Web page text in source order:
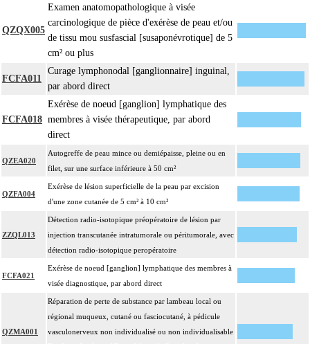
QZQX005
Examen anatomopathologique à visée
carcinologique de pièce d'exérèse de peau et/ou
de tissu mou susfascial [susaponévrotique] de 5
cm² ou plus
FCFA011
Curage lymphonodal [ganglionnaire] inguinal,
par abord direct
FCFA018
Exérèse de noeud [ganglion] lymphatique des
membres à visée thérapeutique, par abord
direct
QZEA020
Autogreffe de peau mince ou demiépaisse, pleine ou en
filet, sur une surface inférieure à 50 cm²
QZFA004
Exérèse de lésion superficielle de la peau par excision
d'une zone cutanée de 5 cm² à 10 cm²
ZZQL013
Détection radio-isotopique préopératoire de lésion par
injection transcutanée intratumorale ou péritumorale, avec
détection radio-isotopique peropératoire
FCFA021
Exérèse de noeud [ganglion] lymphatique des membres à
visée diagnostique, par abord direct
QZMA001
Réparation de perte de substance par lambeau local ou
régional muqueux, cutané ou fasciocutané, à pédicule
vasculonerveux non individualisé ou non individualisable